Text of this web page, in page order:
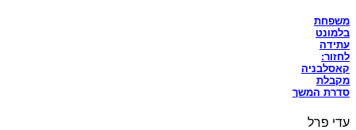
משפחת
בלמונט
עתידה
לחזור:
קאסלבניה
מקבלת
סדרת המשך
עדי פרל